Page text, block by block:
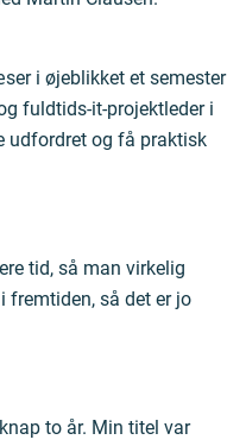
i øjeblikket et semester
fuldtids-it-projektleder i
udfordret og få praktisk
tid, så man virkelig
så det er jo
to år. Min titel var